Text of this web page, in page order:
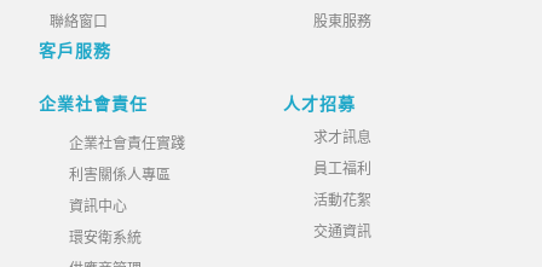
聯絡窗口
客戶服務
股東服務
企業社會責任
企業社會責任實踐
利害關係人專區
資訊中心
環安衛系統
人才招募
求才訊息
員工福利
活動花絮
交通資訊